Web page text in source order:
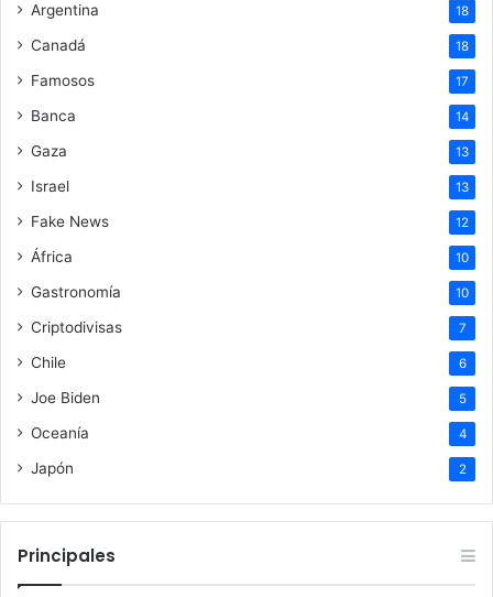
Argentina 18
Canadá 18
Famosos 17
Banca 14
Gaza 13
Israel 13
Fake News 12
África 10
Gastronomía 10
Criptodivisas 7
Chile 6
Joe Biden 5
Oceanía 4
Japón 2
Principales